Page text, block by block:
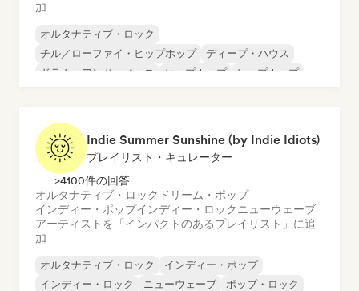
加
オルタナティブ・ロック
チル／ローファイ・ヒップホップ
ディープ・ハウス
ドラム・アンド・ベース
ヒップホップ
ヒップホップ
Indie Summer Sunshine (by Indie Idiots)
プレイリスト・キュレーター
>4100件の回答
オルタナティブ・ロック ドリーム・ポップ
インディー・ポップインディー・ロック ニューウェーブ
アーティストを「インパクトのあるプレイリスト」に追
加
オルタナティブ・ロック
インディー・ポップ
インディー・ロック
ニューウェーブ ポップ・ロック